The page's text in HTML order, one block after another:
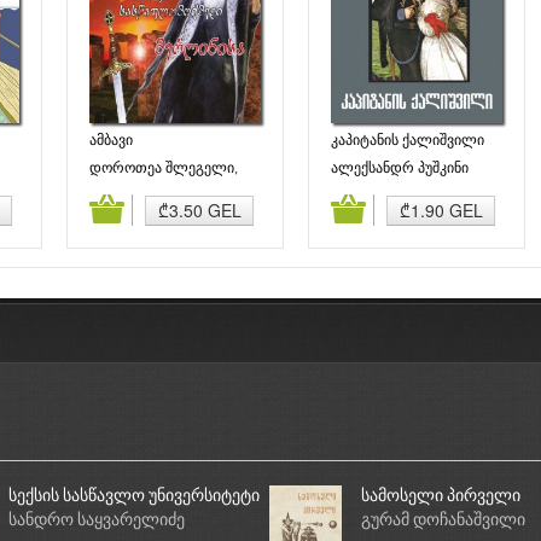
ამბავი
სასწაულთმოქმედი
დოროთეა შლეგელი,
ფრიდრიხ შლეგელი
₾3.50 GEL
კაპიტანის ქალიშვილი
ალექსანდრ პუშკინი
₾1.90 GEL
კალათაში დამატება კალათაში დამატება
სექსის სასწავლო უნივერსიტეტი
სანდრო საყვარელიძე
სამოსელი პირველი
გურამ დოჩანაშვილი